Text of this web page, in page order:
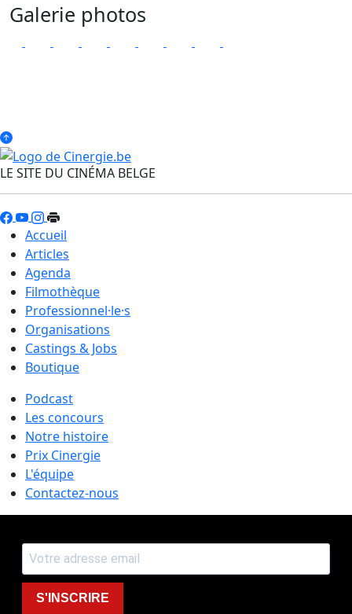
Galerie photos
LE SITE DU CINÉMA BELGE
Accueil
Articles
Agenda
Filmothèque
Professionnel·le·s
Organisations
Castings & Jobs
Boutique
Podcast
Les concours
Notre histoire
Prix Cinergie
L'équipe
Contactez-nous
S'INSCRIRE